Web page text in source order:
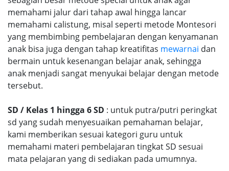
memahami jalur dari tahap awal hingga lancar
memahami calistung, misal seperti metode Montesori
yang membimbing pembelajaran dengan kenyamanan
anak bisa juga dengan tahap kreatifitas mewarnai dan
bermain untuk kesenangan belajar anak, sehingga
anak menjadi sangat menyukai belajar dengan metode
tersebut.
SD / Kelas 1 hingga 6 SD : untuk putra/putri peringkat
sd yang sudah menyesuaikan pemahaman belajar,
kami memberikan sesuai kategori guru untuk
memahami materi pembelajaran tingkat SD sesuai
mata pelajaran yang di sediakan pada umumnya.